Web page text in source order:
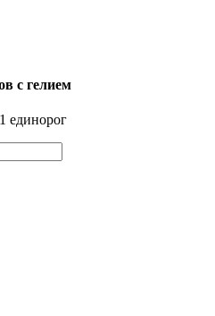
с гелием
единорог